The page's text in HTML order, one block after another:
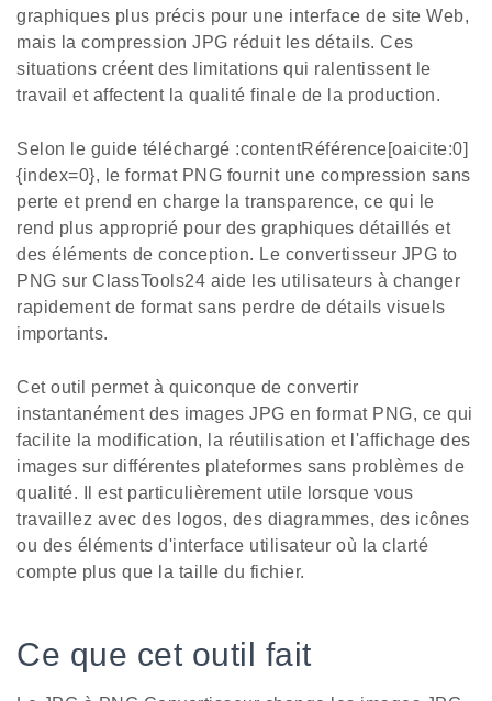
graphiques plus précis pour une interface de site Web,
mais la compression JPG réduit les détails. Ces
situations créent des limitations qui ralentissent le
travail et affectent la qualité finale de la production.
Selon le guide téléchargé :contentRéférence[oaicite:0]
{index=0}, le format PNG fournit une compression sans
perte et prend en charge la transparence, ce qui le
rend plus approprié pour des graphiques détaillés et
des éléments de conception. Le convertisseur JPG to
PNG sur ClassTools24 aide les utilisateurs à changer
rapidement de format sans perdre de détails visuels
importants.
Cet outil permet à quiconque de convertir
instantanément des images JPG en format PNG, ce qui
facilite la modification, la réutilisation et l'affichage des
images sur différentes plateformes sans problèmes de
qualité. Il est particulièrement utile lorsque vous
travaillez avec des logos, des diagrammes, des icônes
ou des éléments d'interface utilisateur où la clarté
compte plus que la taille du fichier.
Ce que cet outil fait